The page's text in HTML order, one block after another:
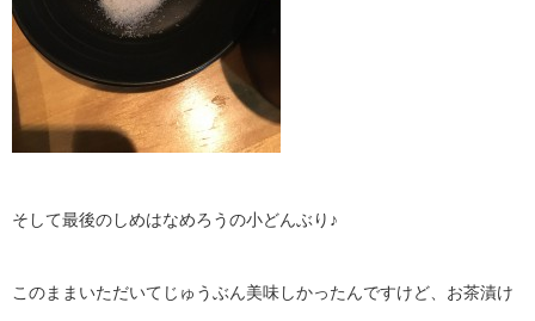
そして最後のしめはなめろうの小どんぶり♪
このままいただいてじゅうぶん美味しかったんですけど、お茶漬け